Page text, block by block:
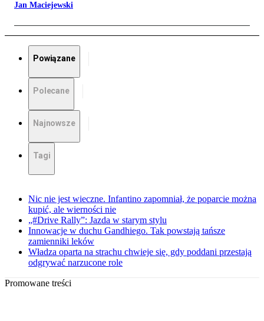
Jan Maciejewski
Powiązane
Polecane
Najnowsze
Tagi
Nic nie jest wieczne. Infantino zapomniał, że poparcie można
kupić, ale wierności nie
„#Drive Rally”: Jazda w starym stylu
Innowacje w duchu Gandhiego. Tak powstają tańsze
zamienniki leków
Władza oparta na strachu chwieje się, gdy poddani przestają
odgrywać narzucone role
Promowane treści